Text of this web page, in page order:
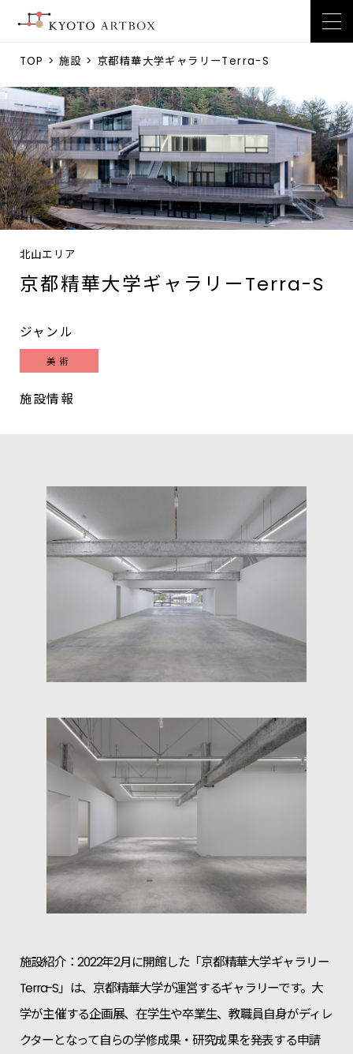
TOP >施設 > 京都精華大学ギャラリーTerra-S
北山エリア
京都精華大学ギャラリーTerra-S
ジャンル
美術
施設情報
施設紹介：2022年2月に開館した「京都精華大学ギャラリー
Terra-S」は、京都精華大学が運営するギャラリーです。大
学が主催する企画展、在学生や卒業生、教職員自身がディレ
クターとなって自らの学修成果・研究成果を発表する申請